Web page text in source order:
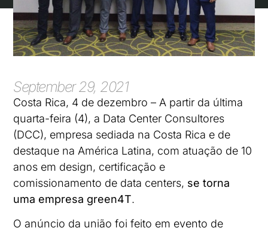
September 29, 2021
Costa Rica, 4 de dezembro – A partir da última
quarta-feira (4), a Data Center Consultores
(DCC), empresa sediada na Costa Rica e de
destaque na América Latina, com atuação de 10
anos em design, certificação e
comissionamento de data centers, se torna
uma empresa green4T.
O anúncio da união foi feito em evento de